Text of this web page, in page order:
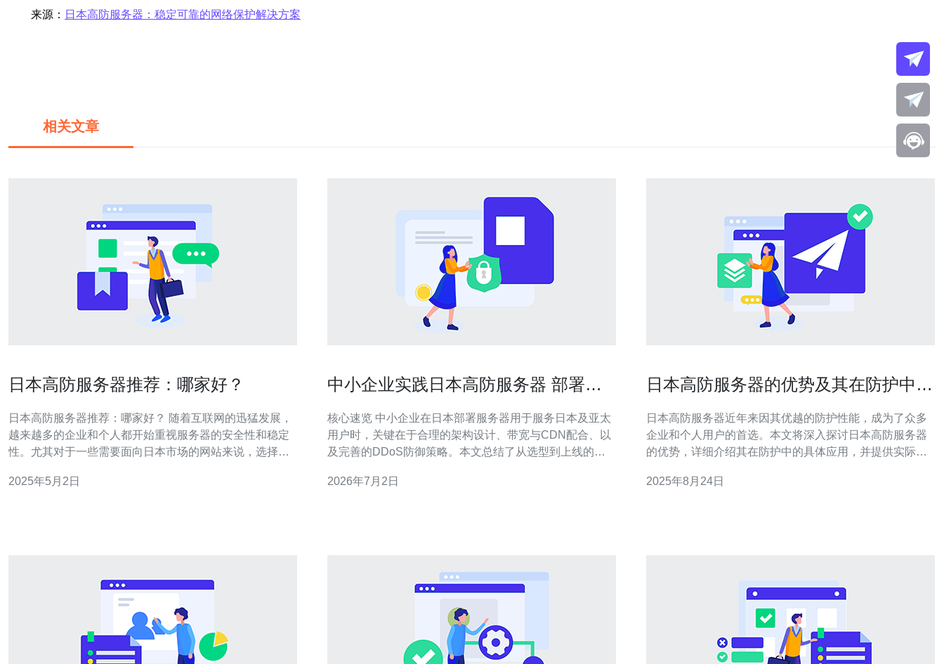
来源： 日本高防服务器：稳定可靠的网络保护解决方案
相关文章
日本高防服务器推荐：哪家好？
日本高防服务器推荐：哪家好？ 随着互联网的迅猛发展，
越来越多的企业和个人都开始重视服务器的安全性和稳定
性。尤其对于一些需要面向日本市场的网站来说，选择一
有很多选择，那么哪家日本高防服务器提供商更好呢？本
2025年5月2日
中小企业实践日本高防服务器 部署要
核心速览 中小企业在日本部署服务器用于服务日本及亚太
用户时，关键在于合理的架构设计、带宽与CDN配合、以
及完善的DDoS防御策略。本文总结了从选型到上线的关
择vps或物理机、以及持续的网络监控。推荐德讯电讯作为
2026年7月2日
日本高防服务器的优势及其在防护中的
日本高防服务器近年来因其优越的防护性能，成为了众多
企业和个人用户的首选。本文将深入探讨日本高防服务器
的优势，详细介绍其在防护中的具体应用，并提供实际操
增强网络安全。 1. 日本高防服务器的定义与特点 日本高防
2025年8月24日